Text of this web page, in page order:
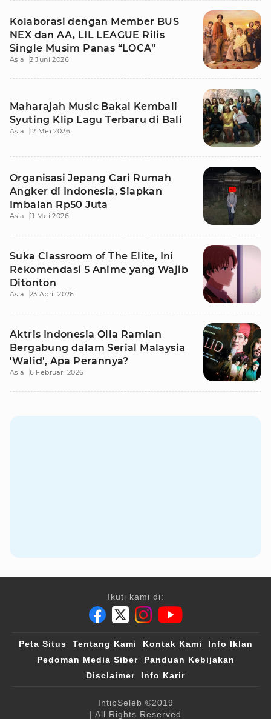
Kolaborasi dengan Member BUS
NEX dan AA, LIL LEAGUE Rilis
Single Musim Panas “LOCA”
Asia 2 Juni 2026
Maharajah Music Bakal Kembali
Syuting Klip Lagu Terbaru di Bali
Asia 12 Mei 2026
Organisasi Jepang Cari Rumah
Angker di Indonesia, Siapkan
Imbalan Rp50 Juta
Asia 11 Mei 2026
Suka Classroom of The Elite, Ini
Rekomendasi 5 Anime yang Wajib
Ditonton
Asia 23 April 2026
Aktris Indonesia Olla Ramlan
Bergabung dalam Serial Malaysia
'Walid', Apa Perannya?
Asia 6 Februari 2026
Ikuti kami di:
Peta Situs Tentang Kami Kontak Kami
Info Iklan
Pedoman Media Siber
Panduan Kebijakan
Disclaimer
Info Karir
IntipSeleb ©2019
| All Rights Reserved